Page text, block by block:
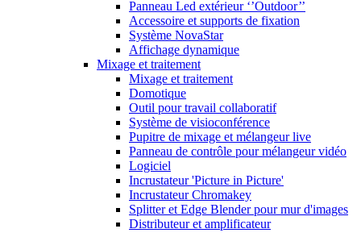
Panneau Led extérieur ‘’Outdoor’’
Accessoire et supports de fixation
Système NovaStar
Affichage dynamique
Mixage et traitement
Mixage et traitement
Domotique
Outil pour travail collaboratif
Système de visioconférence
Pupitre de mixage et mélangeur live
Panneau de contrôle pour mélangeur vidéo
Logiciel
Incrustateur 'Picture in Picture'
Incrustateur Chromakey
Splitter et Edge Blender pour mur d'images
Distributeur et amplificateur